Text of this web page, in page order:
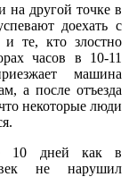
на другой точке в
доехать с
те, кто злостно
часов в 10-11
машина
а после отъезда
некоторые люди
10 дней как в
не нарушил